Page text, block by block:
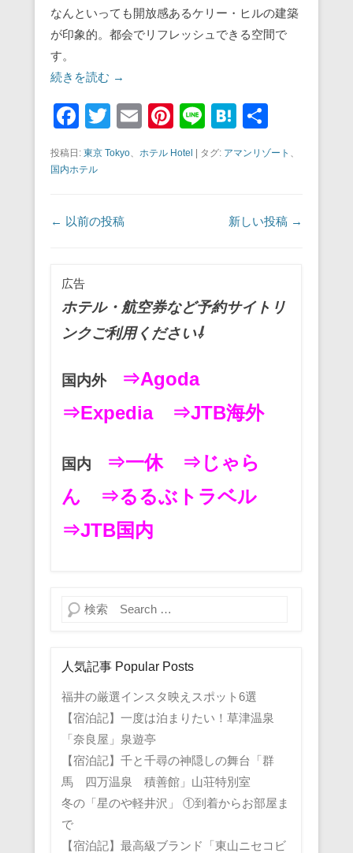
なんといっても開放感あるケリー・ヒルの建築
が印象的。都会でリフレッシュできる空間で
す。
続きを読む →
F
a
c
b
k
T
tt
E
ail
Pi
er
Li
e
H
e
a
有
投稿日: 東京 Tokyo ホテル Hotel | タグ: アマンリゾート
国内ホテル
投稿ナビゲーション
← 以前の投稿 新しい投稿 →
広告
ホテル・航空券など予約サイトリ
ンクご利用ください⇩
国内外
⇒Agoda
⇒Expedia
⇒JTB海外
国内 ⇒一休
⇒じゃら
ん
⇒るるぶトラベル
⇒JTB国内
検索
人気記事 Popular Posts
福井の厳選インスタ映えスポット6選
【宿泊記】一度は泊まりたい！草津温泉
「奈良屋」泉遊亭
【宿泊記】千と千尋の神隠しの舞台「群
馬 四万温泉 積善館」山荘特別室
冬の「星のや軽井沢」 ①到着からお部屋ま
で
【宿泊記】最高級ブランド「東山ニセコビ